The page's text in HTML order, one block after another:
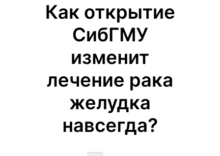
Как открытие
СибГМУ
изменит
лечение рака
желудка
навсегда?